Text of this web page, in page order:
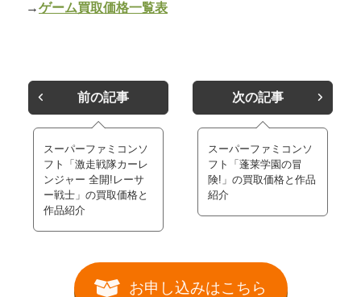
→ゲーム買取価格一覧表
前の記事
スーパーファミコンソ
フト「激走戦隊カーレ
ンジャー 全開!レーサ
ー戦士」の買取価格と
作品紹介
次の記事
スーパーファミコンソ
フト「蓬莱学園の冒
険!」の買取価格と作品
紹介
お申し込みはこちら